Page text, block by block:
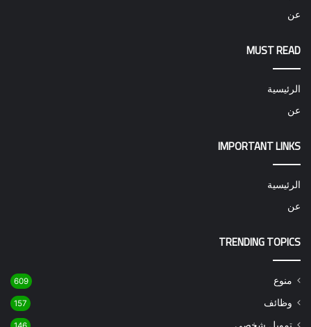
عن
MUST READ
الرئيسية
عن
IMPORTANT LINKS
الرئيسية
عن
TRENDING TOPICS
منوع 609
وظائف 157